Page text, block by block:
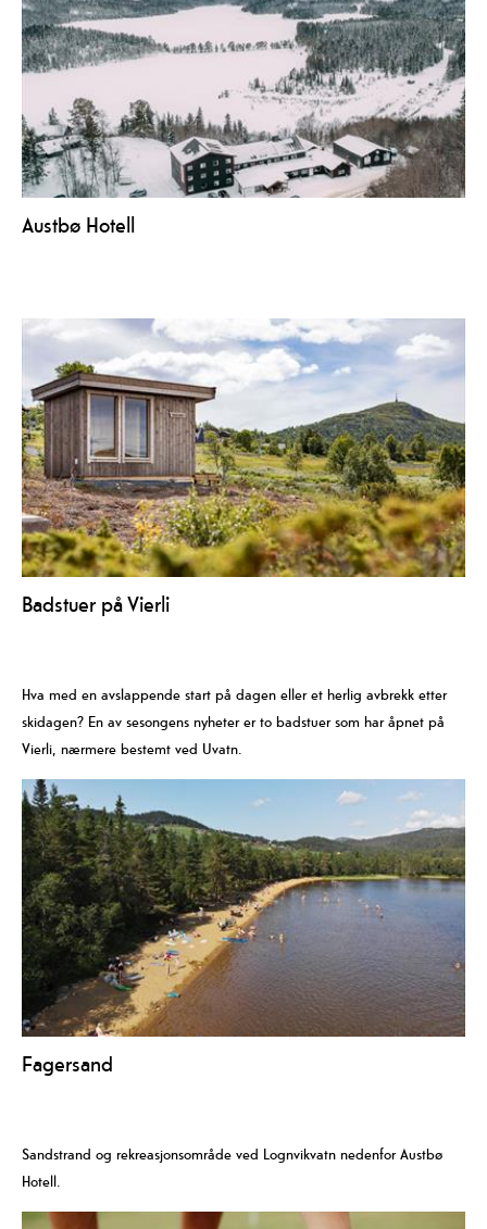
Austbø Hotell
Badstuer på Vierli
Hva med en avslappende start på dagen eller et herlig avbrekk etter
skidagen? En av sesongens nyheter er to badstuer som har åpnet på
Vierli, nærmere bestemt ved Uvatn.
Fagersand
Sandstrand og rekreasjonsområde ved Lognvikvatn nedenfor Austbø
Hotell.